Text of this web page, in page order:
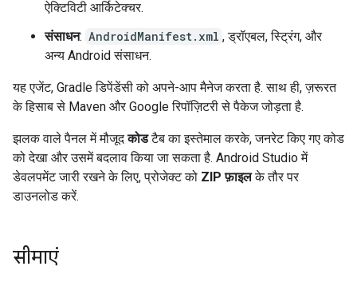
ऐक्टिविटी आर्किटेक्चर.
संसाधन: AndroidManifest.xml , ड्रॉएबल, स्ट्रिंग, और
अन्य Android संसाधन.
यह एजेंट, Gradle डिपेंडेंसी को अपने-आप मैनेज करता है. साथ ही, ज़रूरत
के हिसाब से Maven और Google रिपॉज़िटरी से पैकेज जोड़ता है.
झलक वाले पैनल में मौजूदकोडटैब का इस्तेमाल करके, जनरेट किए गए कोड
को देखा और उसमें बदलाव किया जा सकता है. Android Studio में
डेवलपमेंट जारी रखने के लिए, प्रोजेक्ट को ZIP फ़ाइलके तौर पर
डाउनलोड करें.
सीमाएं